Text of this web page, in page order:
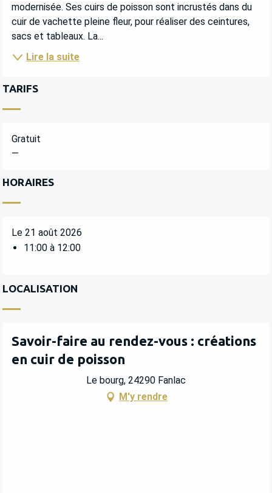
modernisée. Ses cuirs de poisson sont incrustés dans du
cuir de vachette pleine fleur, pour réaliser des ceintures,
sacs et tableaux. La...
Lire la suite
TARIFS
Gratuit
—
HORAIRES
Le 21 août 2026
11:00 à 12:00
LOCALISATION
Savoir-faire au rendez-vous : créations
en cuir de poisson
Le bourg, 24290 Fanlac
M'y rendre